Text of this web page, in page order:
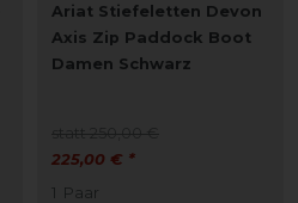
Ariat Stiefeletten Devon
Axis Zip Paddock Boot
Damen Schwarz
225,00 € *
1 Paar